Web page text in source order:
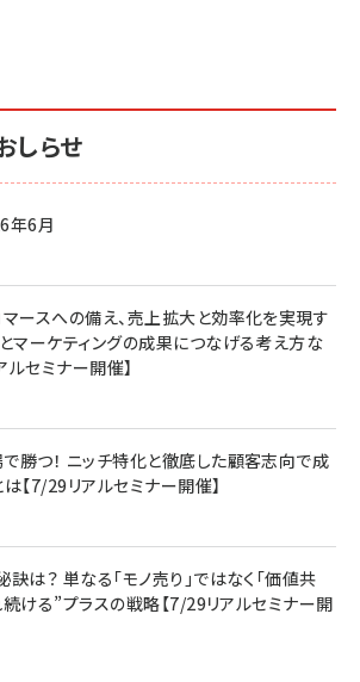
しらせ
年6月
マースへの備え、売上拡大と効率化を実現す
とマーケティングの成果につなげる考え方な
セミナー開催】
勝つ！ ニッチ特化と徹底した顧客志向で成
【7/29リアルセミナー開催】
は？ 単なる「モノ売り」ではなく「価値共
ける”プラスの戦略【7/29リアルセミナー開